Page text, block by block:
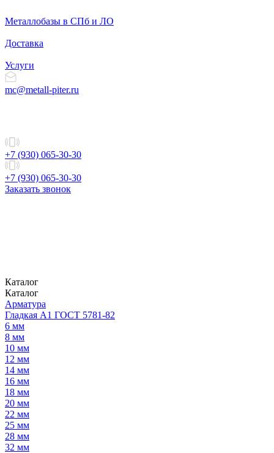
Металлобазы в СПб и ЛО
Доставка
Услуги
mc@metall-piter.ru
+7 (930) 065-30-30
+7 (930) 065-30-30
Заказать звонок
Каталог
Каталог
Арматура
Гладкая А1 ГОСТ 5781-82
6 мм
8 мм
10 мм
12 мм
14 мм
16 мм
18 мм
20 мм
22 мм
25 мм
28 мм
32 мм